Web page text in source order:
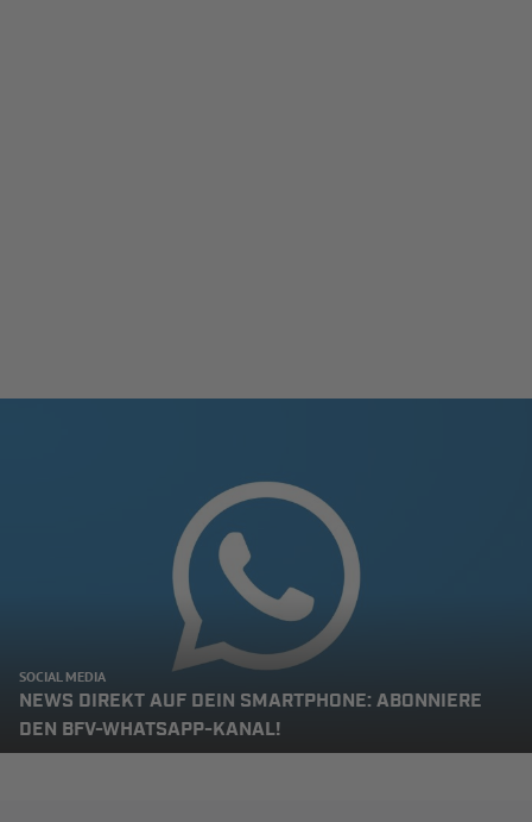
SOCIAL MEDIA
NEWS DIREKT AUF DEIN SMARTPHONE: ABONNIERE
DEN BFV-WHATSAPP-KANAL!